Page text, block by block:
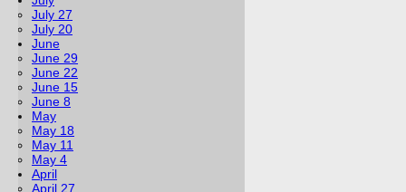
July 27
July 20
June
June 29
June 22
June 15
June 8
May
May 18
May 11
May 4
April
April 27